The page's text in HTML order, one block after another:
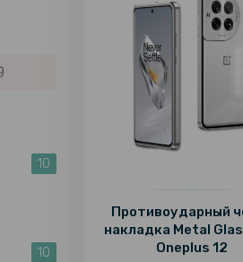
10
10
Противоударный
накладка Metal
Oneplus 12